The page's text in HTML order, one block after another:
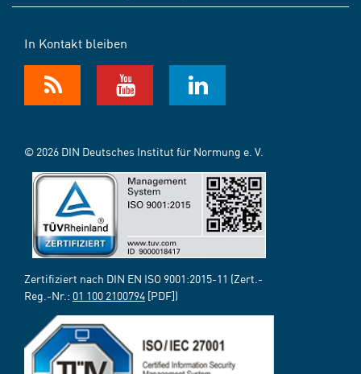
In Kontakt bleiben
© 2026 DIN Deutsches Institut für Normung e. V.
Zertifiziert nach DIN EN ISO 9001:2015-11 (Zert.-
Reg.-Nr.: 01 100 2100794 [PDF])